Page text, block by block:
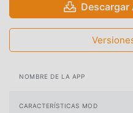
Descargar
NOMBRE DE LA APP
CARACTERÍSTICAS MOD